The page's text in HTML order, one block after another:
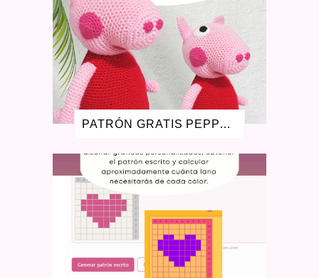
SEPTIEMBRE 2019
1
AGOSTO 2019
JULIO 2019
1
ENERO 2019
1
AGOSTO 2018
1
JULIO 2018
1
JUNIO 2018
1
ENERO 2018
1
FEBRERO 2017
1
NOVIEMBRE 2016
AGOSTO 2016
JULIO 2016
1
MAYO 2016
3
ABRIL 2016
1
SEPTIEMBRE 2015
4
AGOSTO 2015
1
PATRÓN GRATIS PEPPA PIG AMIGURUMI - LA CERDITA PEPA